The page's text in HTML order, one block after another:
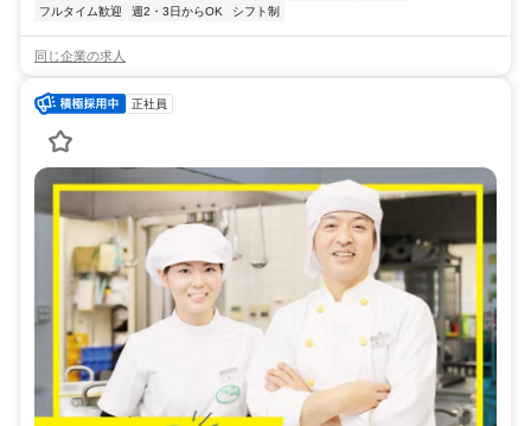
フルタイム歓迎
週2・3日からOK シフト制
同じ企業の求人
正社員